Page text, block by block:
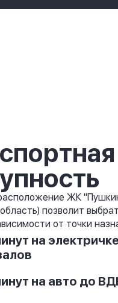
ЖК
позволит
от точки
на
на авто до